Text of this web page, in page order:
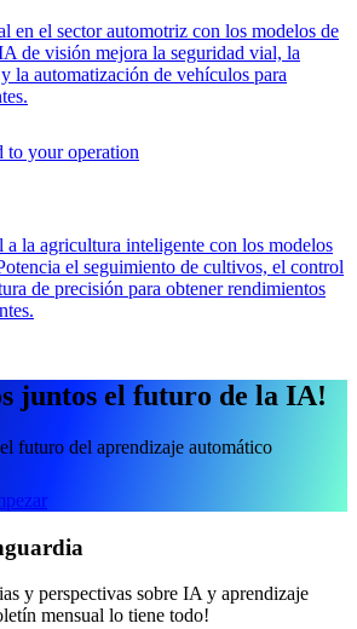
en el sector automotriz con los modelos de
de visión mejora la seguridad vial, la
la automatización de vehículos para
la agricultura inteligente con los modelos
el seguimiento de cultivos, el control
de precisión para obtener rendimientos
juntos el futuro de la IA!
futuro del aprendizaje automático
y perspectivas sobre IA y aprendizaje
mensual lo tiene todo!